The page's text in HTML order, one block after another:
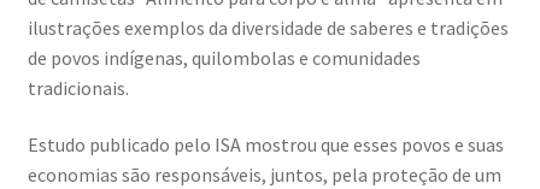
ilustrações exemplos da diversidade de saberes e tradições
de povos indígenas, quilombolas e comunidades
tradicionais.
Estudo publicado pelo ISA mostrou que esses povos e suas
economias são responsáveis, juntos, pela proteção de um